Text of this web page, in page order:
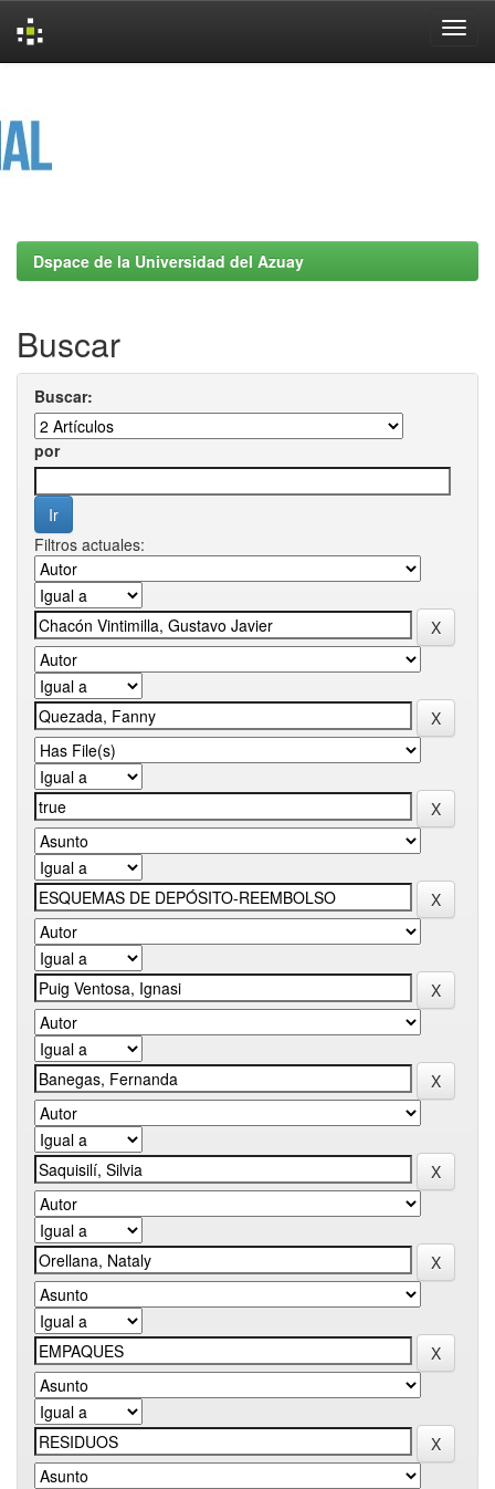
Dspace de la Universidad del Azuay
Buscar
Buscar:
por
Filtros actuales: